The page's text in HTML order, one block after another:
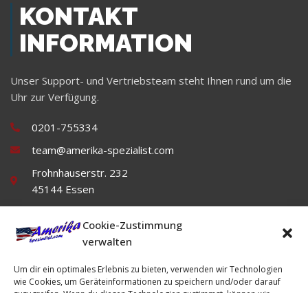
Cookie-Zustimmung
verwalten
Um dir ein optimales Erlebnis zu bieten, verwenden wir Technologien
wie Cookies, um Geräteinformationen zu speichern und/oder darauf
KONTAKT
INFORMATION
Unser Support- und Vertriebsteam steht Ihnen rund um die
Uhr zur Verfügung.
0201-755334
team@amerika-spezialist.com
Frohnhauserstr. 232
45144 Essen